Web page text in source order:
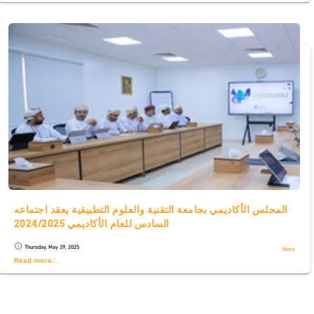
المجلس الأكاديمي بجامعة التقنية والعلوم التطبيقية يعقد اجتماعه
السادس للعام الأكاديمي 2024/2025
schedule Thursday, May 29, 2025 News
Read more...